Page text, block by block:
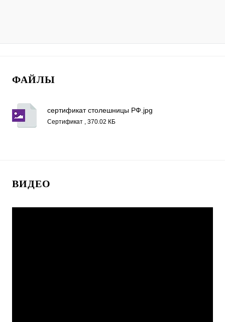
ФАЙЛЫ
сертификат столешницы РФ.jpg
Сертификат , 370.02 КБ
ВИДЕО